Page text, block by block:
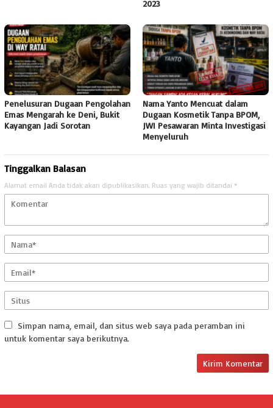
2023
Penelusuran Dugaan Pengolahan
Emas Mengarah ke Deni, Bukit
Kayangan Jadi Sorotan
Nama Yanto Mencuat dalam
Dugaan Kosmetik Tanpa BPOM,
JWI Pesawaran Minta Investigasi
Menyeluruh
Tinggalkan Balasan
Alamat email Anda tidak akan dipublikasikan. Ruas yang wajib ditandai *
Simpan nama, email, dan situs web saya pada peramban ini
untuk komentar saya berikutnya.